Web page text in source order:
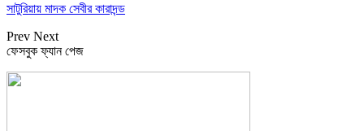
সাটুরিয়ায় মাদক সেবীর কারাদন্ড
Prev Next
ফেসবুক ফ্যান পেজ